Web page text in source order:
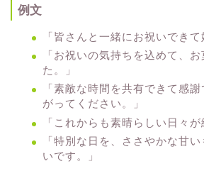
例文
「皆さんと一緒にお祝いできて
「お祝いの気持ちを込めて、
た。」
「素敵な時間を共有できて感
がってください。」
「これからも素晴らしい日々が
「特別な日を、ささやかな甘
いです。」